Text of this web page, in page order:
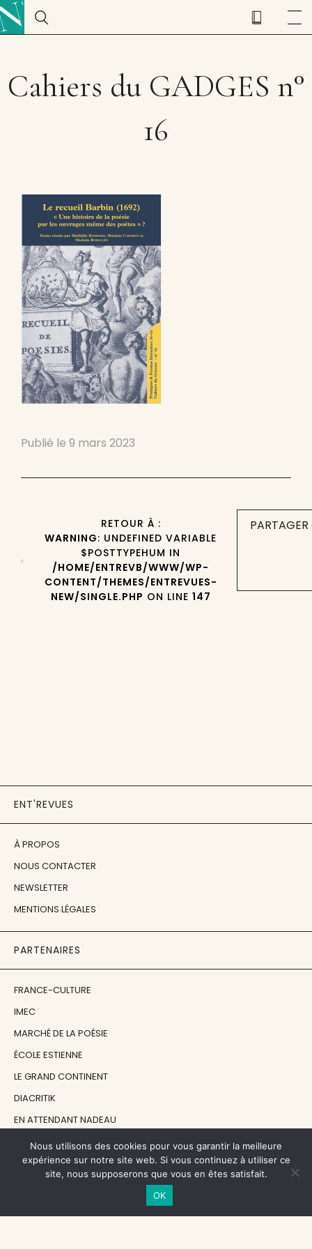
Cahiers du GADGES n°
16
Publié le 9 mars 2023
RETOUR À :
WARNING: UNDEFINED VARIABLE
$POSTTYPEHUM IN
/HOME/ENTREVB/WWW/WP-
CONTENT/THEMES/ENTREVUES-
NEW/SINGLE.PHP ON LINE 147
ENT'REVUES
À PROPOS
NOUS CONTACTER
NEWSLETTER
MENTIONS LÉGALES
PARTENAIRES
FRANCE-CULTURE
IMEC
MARCHÉ DE LA POÉSIE
ÉCOLE ESTIENNE
LE GRAND CONTINENT
DIACRITIK
EN ATTENDANT NADEAU
NOS SOUTIENS
Nous utilisons des cookies pour vous garantir la meilleure
expérience sur notre site web. Si vous continuez à utiliser ce
site, nous supposerons que vous en êtes satisfait.
OK